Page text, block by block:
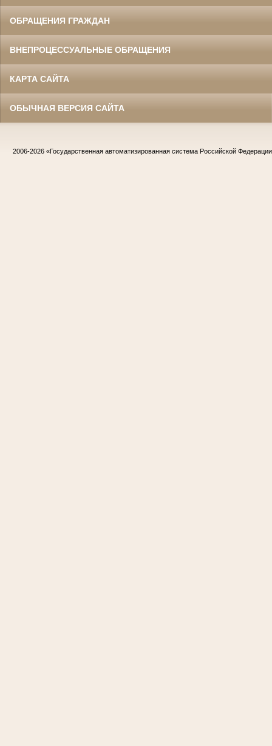
ОБРАЩЕНИЯ ГРАЖДАН
ВНЕПРОЦЕССУАЛЬНЫЕ ОБРАЩЕНИЯ
КАРТА САЙТА
ОБЫЧНАЯ ВЕРСИЯ САЙТА
2006-2026 «Государственная автоматизированная система Российской